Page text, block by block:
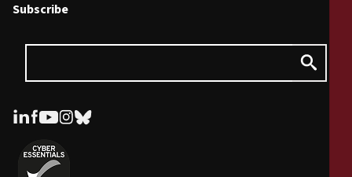
Subscribe